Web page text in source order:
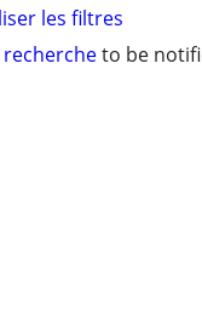
les filtres
rechercheto be